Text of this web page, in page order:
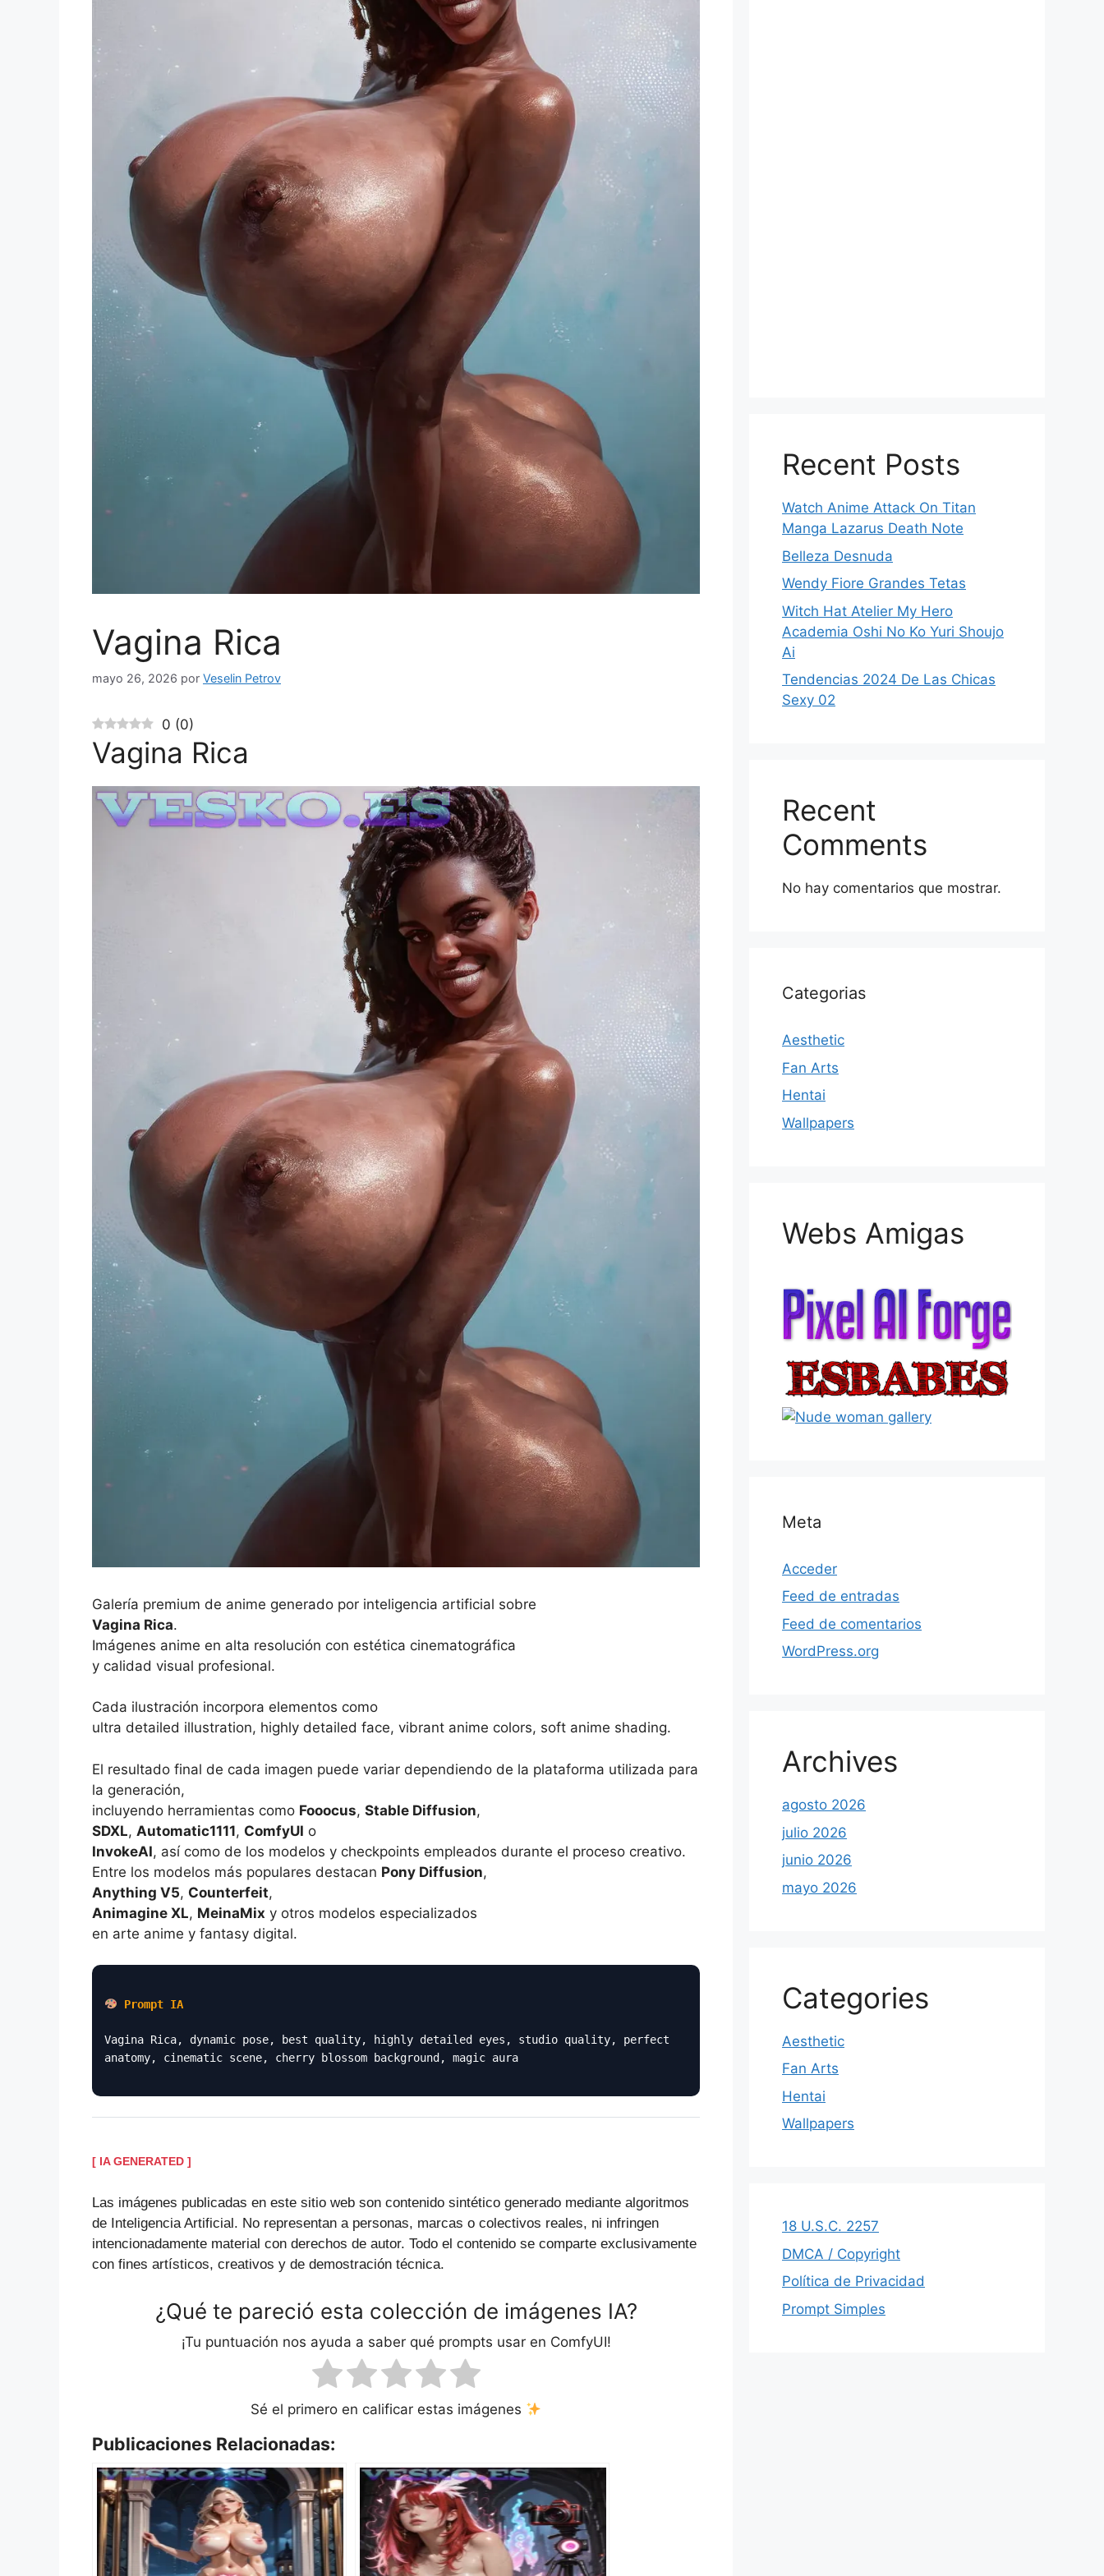
Vagina Rica
mayo 26, 2026 por Veselin Petrov
0 (0)
Vagina Rica
Galería premium de anime generado por inteligencia artificial sobre
Vagina Rica.
Imágenes anime en alta resolución con estética cinematográfica
y calidad visual profesional.
Cada ilustración incorpora elementos como
ultra detailed illustration, highly detailed face, vibrant anime colors, soft anime shading.
El resultado final de cada imagen puede variar dependiendo de la plataforma utilizada para
la generación,
incluyendo herramientas como Fooocus, Stable Diffusion,
SDXL, Automatic1111, ComfyUI o
InvokeAI, así como de los modelos y checkpoints empleados durante el proceso creativo.
Entre los modelos más populares destacan Pony Diffusion,
Anything V5, Counterfeit,
Animagine XL, MeinaMix y otros modelos especializados
en arte anime y fantasy digital.
Prompt IA
Vagina Rica, dynamic pose, best quality, highly detailed eyes, studio quality, perfect
anatomy, cinematic scene, cherry blossom background, magic aura
[ IA GENERATED ]
Las imágenes publicadas en este sitio web son contenido sintético generado mediante algoritmos
de Inteligencia Artificial. No representan a personas, marcas o colectivos reales, ni infringen
intencionadamente material con derechos de autor. Todo el contenido se comparte exclusivamente
con fines artísticos, creativos y de demostración técnica.
¿Qué te pareció esta colección de imágenes IA?
¡Tu puntuación nos ayuda a saber qué prompts usar en ComfyUI!
Sé el primero en calificar estas imágenes
Publicaciones Relacionadas:
Recent Posts
Watch Anime Attack On Titan
Manga Lazarus Death Note
Belleza Desnuda
Wendy Fiore Grandes Tetas
Witch Hat Atelier My Hero
Academia Oshi No Ko Yuri Shoujo
Ai
Tendencias 2024 De Las Chicas
Sexy 02
Recent
Comments
No hay comentarios que mostrar.
Categorias
Aesthetic
Fan Arts
Hentai
Wallpapers
Webs Amigas
Meta
Acceder
Feed de entradas
Feed de comentarios
WordPress.org
Archives
agosto 2026
julio 2026
junio 2026
mayo 2026
Categories
Aesthetic
Fan Arts
Hentai
Wallpapers
18 U.S.C. 2257
DMCA / Copyright
Política de Privacidad
Prompt Simples